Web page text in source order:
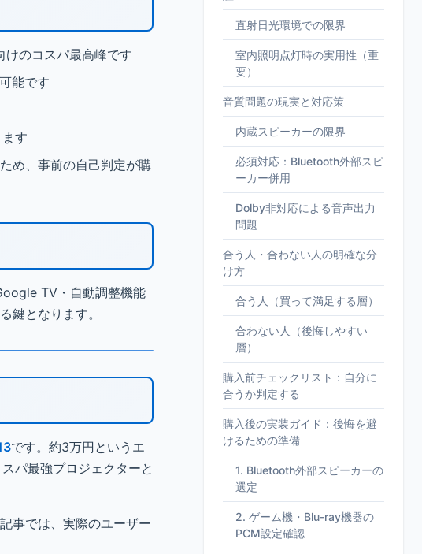
けのコスパ最高峰です
能です
す
ため、事前の自己判定が購
TV・自動調整機能
鍵となります。
です。約3万円というエ
パ最強プロジェクターと
事では、実際のユーザー
直射日光環境での限界
室内照明点灯時の実用性（重
要）
音質問題の現実と対応策
内蔵スピーカーの限界
必須対応：Bluetooth外部スピ
ーカー併用
Dolby非対応による音声出力
問題
合う人・合わない人の明確な分
け方
合う人（買って満足する層）
合わない人（後悔しやすい
層）
購入前チェックリスト：自分に
合うか判定する
購入後の実装ガイド：後悔を避
けるための準備
1. Bluetooth外部スピーカーの
選定
2. ゲーム機・Blu-ray機器の
PCM設定確認